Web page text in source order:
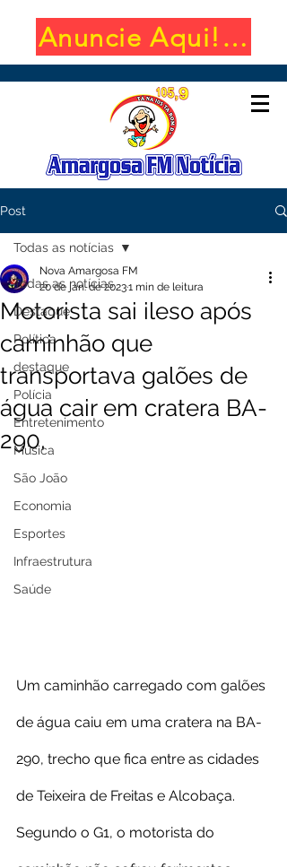
Anuncie Aqui!
Post
Todas as notícias
Destaque
Política
destaque
Polícia
Entretenimento
Música
São João
Economia
Esportes
Infraestrutura
Saúde
Todas as notícias
Motorista sai ileso após
caminhão que
transportava galões de
água cair em cratera BA-
290,
Nova Amargosa FM
20 de jan. de 20231 min de leitura
Um caminhão carregado com galões
de água caiu em uma cratera na BA-
290, trecho que fica entre as cidades
de Teixeira de Freitas e Alcobaça.
Segundo o G1, o motorista do